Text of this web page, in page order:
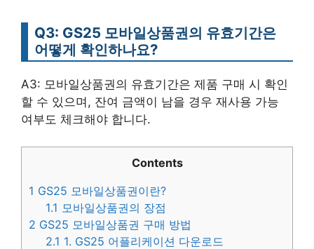
Q3: GS25 모바일상품권의 유효기간은
어떻게 확인하나요?
A3: 모바일상품권의 유효기간은 제품 구매 시 확인
할 수 있으며, 잔여 금액이 남을 경우 재사용 가능
여부도 체크해야 합니다.
Contents
1 GS25 모바일상품권이란?
1.1 모바일상품권의 장점
2 GS25 모바일상품권 구매 방법
2.1 1. GS25 어플리케이션 다운로드